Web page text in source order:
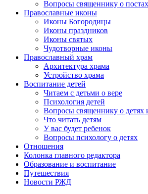
Вопросы священнику о
Православные иконы
Иконы Богородицы
Иконы праздников
Иконы святых
Чудотворные иконы
Православный храм
Архитектура храма
Устройство храма
Воспитание детей
Читаем с детьми о вере
Психология детей
Вопросы священнику о детях
Что читать детям
У вас будет ребенок
Вопросы психологу о детях
Отношения
Колонка главного редактора
Образование и воспитание
Путешествия
Новости РЖД